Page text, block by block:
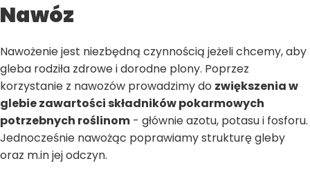
Nawóz
Nawożenie jest niezbędną czynnością jeżeli chcemy, aby
gleba rodziła zdrowe i dorodne plony. Poprzez
korzystanie z nawozów prowadzimy do zwiększenia w
glebie zawartości składników pokarmowych
potrzebnych roślinom - głównie azotu, potasu i fosforu.
Jednocześnie nawożąc poprawiamy strukturę gleby
oraz m.in jej odczyn.